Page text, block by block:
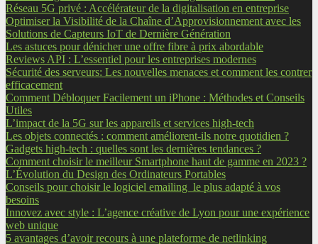
Réseau 5G privé : Accélérateur de la digitalisation en entreprise
Optimiser la Visibilité de la Chaîne d’Approvisionnement avec les
Solutions de Capteurs IoT de Dernière Génération
Les astuces pour dénicher une offre fibre à prix abordable
Reviews API : L’essentiel pour les entreprises modernes
Sécurité des serveurs: Les nouvelles menaces et comment les contrer
efficacement
Comment Débloquer Facilement un iPhone : Méthodes et Conseils
Utiles
L’impact de la 5G sur les appareils et services high-tech
Les objets connectés : comment améliorent-ils notre quotidien ?
Gadgets high-tech : quelles sont les dernières tendances ?
Comment choisir le meilleur Smartphone haut de gamme en 2023 ?
L’Évolution du Design des Ordinateurs Portables
Conseils pour choisir le logiciel emailing le plus adapté à vos
besoins
Innovez avec style : L’agence créative de Lyon pour une expérience
web unique
5 avantages d’avoir recours à une plateforme de netlinking